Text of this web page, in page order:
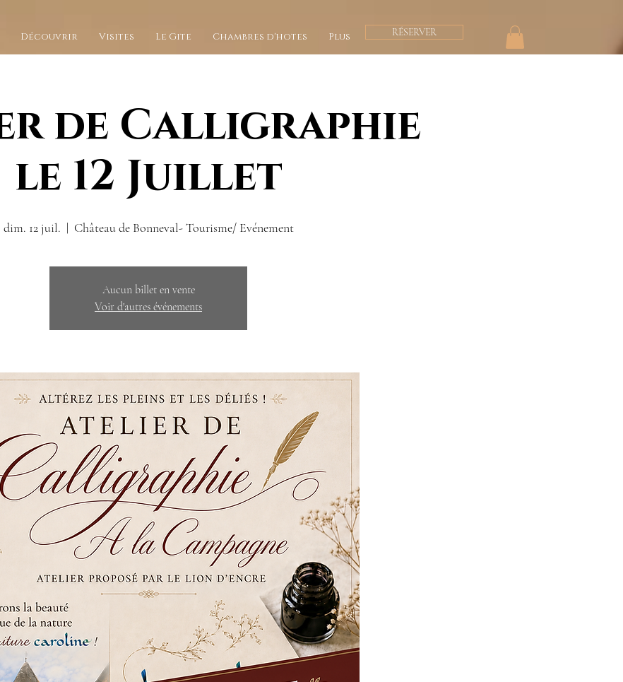
Découvrir Visites Le Gite Chambres d'hotes Plus RÉSERVER
de Calligraphie
le 12 Juillet
dim. 12 juil.
  |
Château de Bonneval- Tourisme/ Evénement
Aucun billet en vente
Voir d'autres événements